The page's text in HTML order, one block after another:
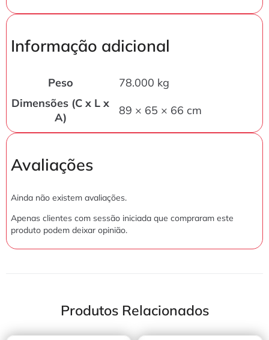
Informação adicional
Peso
78.000 kg
Dimensões (C x L x
A)
89 × 65 × 66 cm
Avaliações
Ainda não existem avaliações.
Apenas clientes com sessão iniciada que compraram este
produto podem deixar opinião.
Produtos Relacionados